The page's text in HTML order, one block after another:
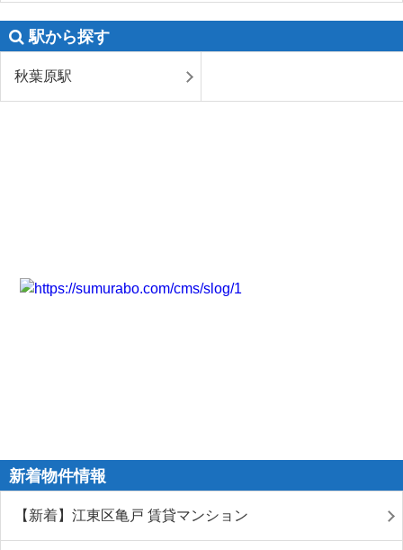
駅から探す
秋葉原駅
新着物件情報
【新着】江東区亀戸 賃貸マンション